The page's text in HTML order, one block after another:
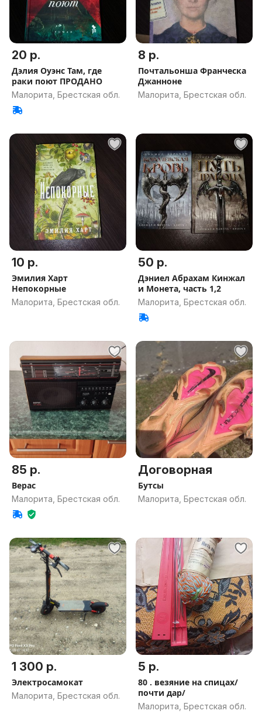
20 р.
Дэлия Оуэнс Там, где
раки поют ПРОДАНО
Малорита, Брестская обл.
8 р.
Почтальонша Франческа
Джанноне
Малорита, Брестская обл.
10 р.
Эмилия Харт
Непокорные
Малорита, Брестская обл.
50 р.
Дэниел Абрахам Кинжал
и Монета, часть 1,2
Малорита, Брестская обл.
85 р.
Верас
Малорита, Брестская обл.
Договорная
Бутсы
Малорита, Брестская обл.
1 300 р.
Электросамокат
Малорита, Брестская обл.
5 р.
80 . везяние на спицах/
почти дар/
Малорита, Брестская обл.